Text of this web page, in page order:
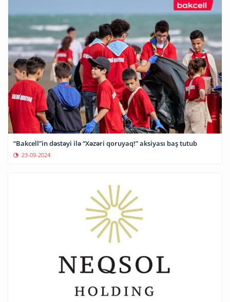
“Bakcell”in dəstəyi ilə “Xəzəri qoruyaq!” aksiyası baş tutub
23-09-2024